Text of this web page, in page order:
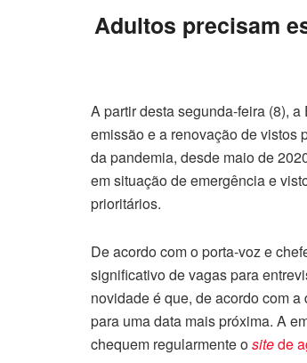
Adultos precisam
A partir desta segunda-feira (8),
emissão e a renovação de vistos
da pandemia, desde maio de
em situação de emergência e
prioritários.
De acordo com o porta-voz e
significativo de vagas para
novidade é que, de acordo com
para uma data mais próxima. A
chequem regularmente ositede